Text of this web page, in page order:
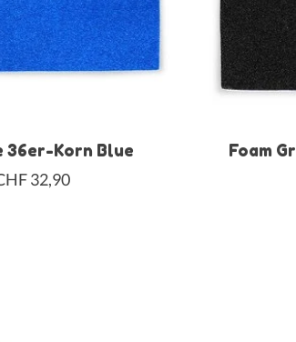
36er-Korn Blue
32,90
Foam